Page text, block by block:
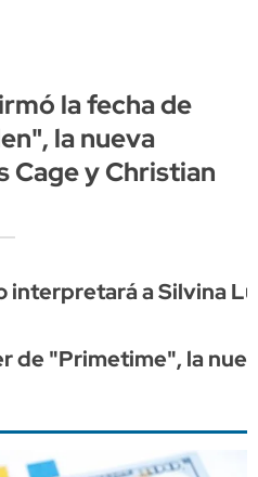
la fecha de
la nueva
Cage y Christian
interpretará a Silvina
de "Primetime", la